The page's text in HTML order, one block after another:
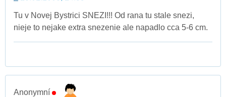
Tu v Novej Bystrici SNEZI!!! Od rana tu stale snezi,
nieje to nejake extra snezenie ale napadlo cca 5-6 cm.
Anonymní